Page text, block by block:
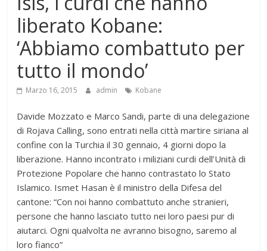
liberato Kobane:
‘Abbiamo combattuto per
tutto il mondo’
Marzo 16, 2015 admin Kobane
Davide Mozzato e Marco Sandi, parte di una delegazione
di Rojava Calling, sono entrati nella città martire siriana al
confine con la Turchia il 30 gennaio, 4 giorni dopo la
liberazione. Hanno incontrato i miliziani curdi dell’Unità di
Protezione Popolare che hanno contrastato lo Stato
Islamico. Ismet Hasan è il ministro della Difesa del
cantone: “Con noi hanno combattuto anche stranieri,
persone che hanno lasciato tutto nei loro paesi pur di
aiutarci. Ogni qualvolta ne avranno bisogno, saremo al
loro fianco”